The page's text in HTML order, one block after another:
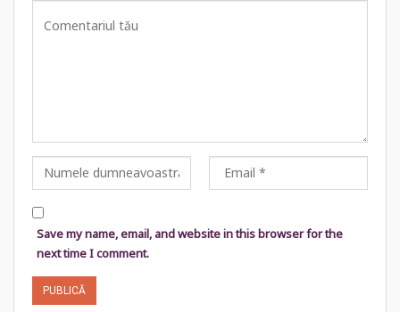
Save my name, email, and website in this browser for the
next time I comment.